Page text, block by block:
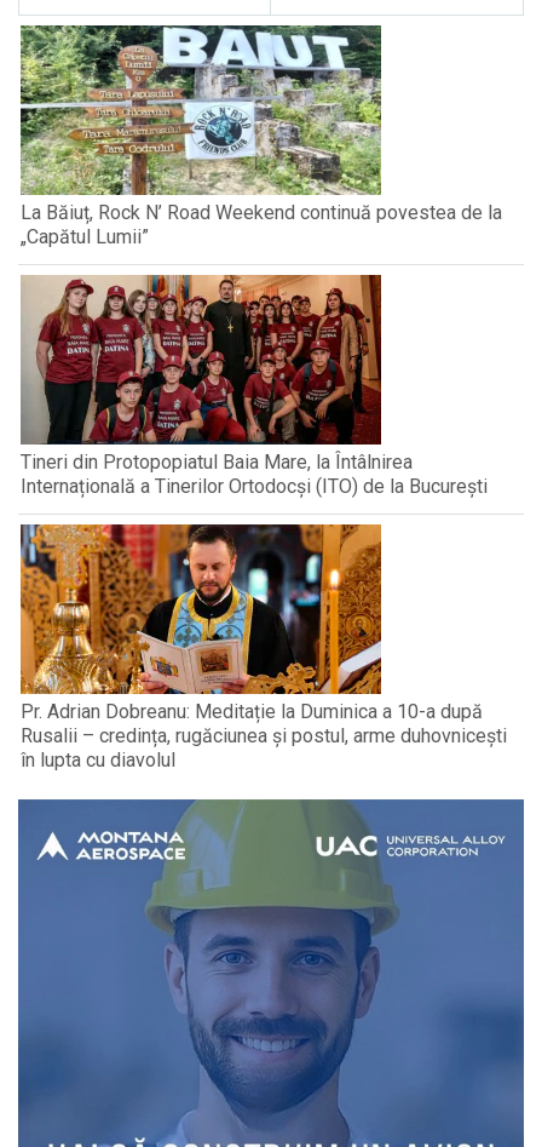
La Băiuț, Rock N’ Road Weekend continuă povestea de la
„Capătul Lumii”
Tineri din Protopopiatul Baia Mare, la Întâlnirea
Internațională a Tinerilor Ortodocși (ITO) de la București
Pr. Adrian Dobreanu: Meditație la Duminica a 10-a după
Rusalii – credința, rugăciunea și postul, arme duhovnicești
în lupta cu diavolul